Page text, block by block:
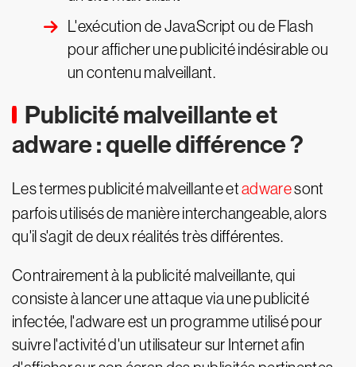
L'exécution de JavaScript ou de Flash
pour afficher une publicité indésirable ou
un contenu malveillant.
Publicité malveillante et
adware : quelle différence ?
Les termes publicité malveillante etadwaresont
parfois utilisés de manière interchangeable, alors
qu'il s'agit de deux réalités très différentes.
Contrairement à la publicité malveillante, qui
consiste à lancer une attaque via une publicité
infectée, l'adware est un programme utilisé pour
suivre l'activité d'un utilisateur sur Internet afin